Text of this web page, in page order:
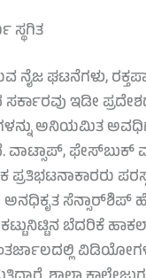
ನೈಜ ಘಟನೆಗಳು,
ಇಡೀ
ಅನಿಯಮಿತ ಅವಧಿಗೆ
ಫೇಸ್‌ಬುಕ್
ಸೆನ್ಸಾರ್‌ಶಿಪ್
ಬೆದರಿಕೆ
ವಿಡಿಯೋಗಳು